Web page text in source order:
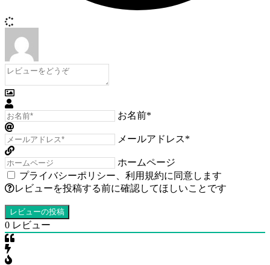
お名前*
メールアドレス*
ホームページ
プライバシーポリシー
利用規約に同意します
レビューを投稿する前に確認してほしいことです
0 レビュー